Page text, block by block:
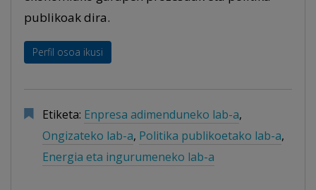
publikoak dira.
Perfil osoa ikusi
Etiketa: Enpresa adimenduneko lab-a,
Ongizateko lab-a, Politika publikoetako lab-a,
Energia eta ingurumeneko lab-a